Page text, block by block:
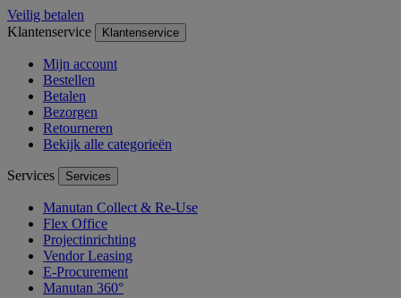
Veilig betalen
Klantenservice
Klantenservice
Mijn account
Bestellen
Betalen
Bezorgen
Retourneren
Bekijk alle categorieën
Services Services
Manutan Collect & Re-Use
Flex Office
Projectinrichting
Vendor Leasing
E-Procurement
Manutan 360°